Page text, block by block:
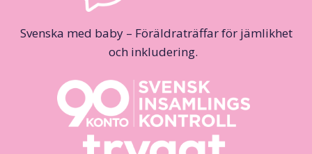
Svenska med baby – Föräldraträffar för jämlikhet
och inkludering.